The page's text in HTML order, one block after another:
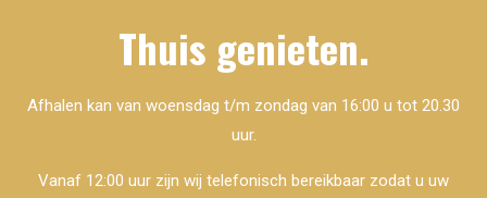
Thuis genieten.
Afhalen kan van woensdag t/m zondag van 16:00 u tot 20.30
uur.
Vanaf 12:00 uur zijn wij telefonisch bereikbaar zodat u uw